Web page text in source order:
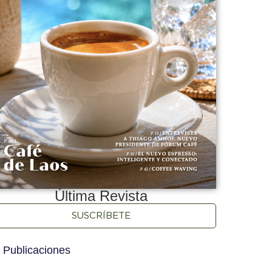
Última Revista
SUSCRÍBETE
Publicaciones